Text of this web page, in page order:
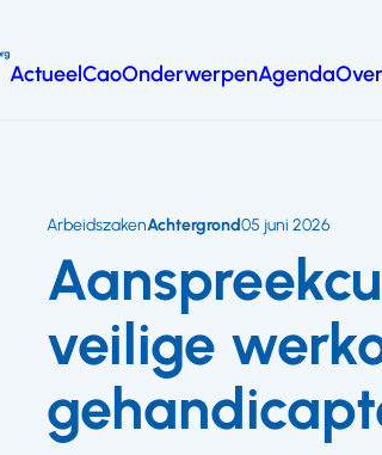
ActueelCaoOnderwerpenAgenda
veilige
ArbeidszakenAchtergrond05 juni 2026